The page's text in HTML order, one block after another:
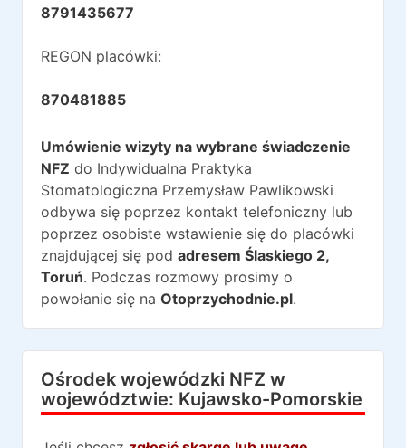
8791435677
REGON placówki:
870481885
Umówienie wizyty na wybrane świadczenie
NFZ do Indywidualna Praktyka
Stomatologiczna Przemysław Pawlikowski
odbywa się poprzez kontakt telefoniczny lub
poprzez osobiste wstawienie się do placówki
znajdującej się pod adresem Ślaskiego 2,
Toruń. Podczas rozmowy prosimy o
powołanie się na Otoprzychodnie.pl.
Ośrodek wojewódzki NFZ w
województwie: Kujawsko-Pomorskie